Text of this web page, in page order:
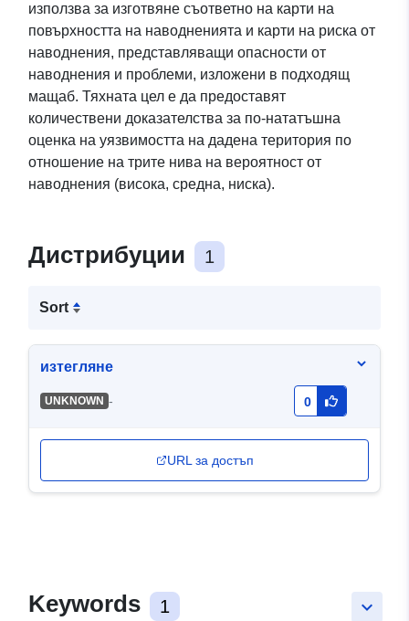
използва за изготвяне съответно на карти на
повърхността на наводненията и карти на риска от
наводнения, представляващи опасности от
наводнения и проблеми, изложени в подходящ
мащаб. Тяхната цел е да предоставят
количествени доказателства за по-нататъшна
оценка на уязвимостта на дадена територия по
отношение на трите нива на вероятност от
наводнения (висока, средна, ниска).
Дистрибуции 1
Sort
изтегляне
UNKNOWN - 0
URL за достъп
keyboard_arrow_down
Keywords 1